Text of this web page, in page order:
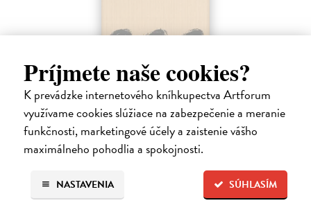
Príjmete naše cookies?
K prevádzke internetového kníhkupectva Artforum
využívame cookies slúžiace na zabezpečenie a meranie
funkčnosti, marketingové účely a zaistenie vášho
maximálneho pohodlia a spokojnosti.
SÚHLASÍM
NASTAVENIA
Pomalost
Kundera Milan| Kniha
Pomalost, chronologicky první ze čtyř románů Milana Kundery
napsaných francouzsky, vychází v českém překladu Anny
Kareninové. Vydávání Kunderových románů v českém jazyce se
uzavírá.